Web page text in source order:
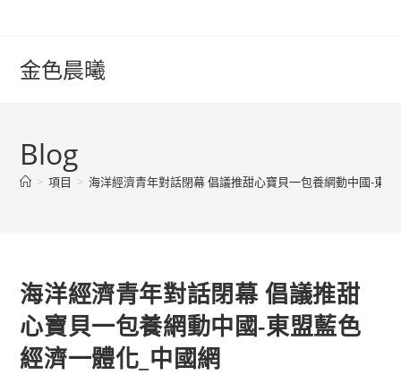
content金色晨曦
Blog
> 項目 > 海洋經濟青年對話閉幕 倡議推甜心寶貝一包養網動中國-東
海洋經濟青年對話閉幕 倡議推甜
心寶貝一包養網動中國-東盟藍色
經濟一體化_中國網